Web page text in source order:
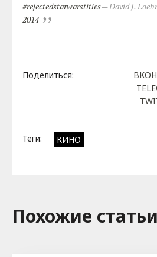
#rejectedstarwarstitles— David J.
2014
Поделиться:
Теги: КИНО
Похожие